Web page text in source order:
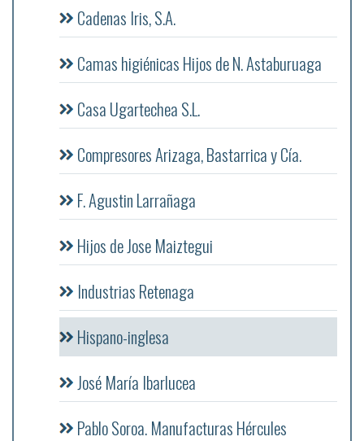
Cadenas Iris, S.A.
Camas higiénicas Hijos de N. Astaburuaga
Casa Ugartechea S.L.
Compresores Arizaga, Bastarrica y Cía.
F. Agustin Larrañaga
Hijos de Jose Maiztegui
Industrias Retenaga
Hispano-inglesa
José María Ibarlucea
Pablo Soroa. Manufacturas Hércules